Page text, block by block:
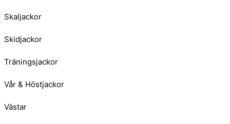
Skaljackor
Skidjackor
Träningsjackor
Vår & Höstjackor
Västar